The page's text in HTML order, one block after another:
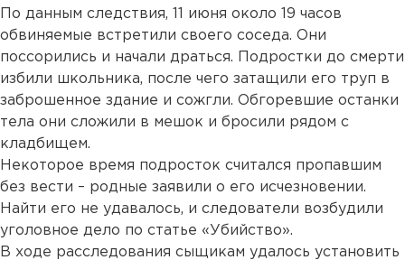
По данным следствия, 11 июня около 19 часов
обвиняемые встретили своего соседа. Они
поссорились и начали драться. Подростки до смерти
избили школьника, после чего затащили его труп в
заброшенное здание и сожгли. Обгоревшие останки
тела они сложили в мешок и бросили рядом с
кладбищем.
Некоторое время подросток считался пропавшим
без вести – родные заявили о его исчезновении.
Найти его не удавалось, и следователи возбудили
уголовное дело по статье «Убийство».
В ходе расследования сыщикам удалось установить